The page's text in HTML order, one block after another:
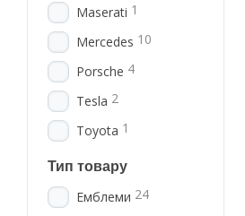
Maserati 1
Mercedes 10
Porsche 4
Tesla 2
Toyota 1
Тип товару
Емблеми 24